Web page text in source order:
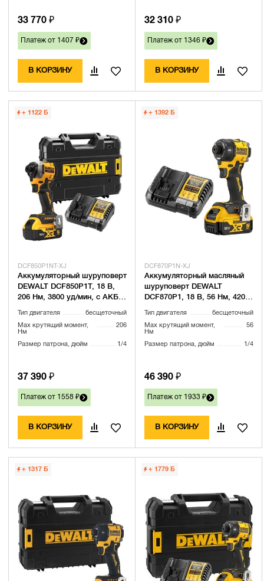
33 770 ₽
Платеж от 1407 ₽
В КОРЗИНУ
32 310 ₽
Платеж от 1346 ₽
В КОРЗИНУ
+ 1122 Б
DCF850P1NT-XJ
Аккумуляторный шуруповерт
DEWALT DCF850P1T, 18 В,
206 Нм, 3800 уд/мин, с АКБ 5
Тип двигателя бесщеточный
Max крутящий момент,
Нм
206
Размер патрона, дюйм 1/4
37 390 ₽
Платеж от 1558 ₽
В КОРЗИНУ
+ 1392 Б
DCF870P1N-XJ
Аккумуляторный масляный
шуруповерт DEWALT
DCF870P1, 18 В, 56 Нм, 4200
Тип двигателя бесщеточный
Max крутящий момент,
Нм
56
Размер патрона, дюйм 1/4
46 390 ₽
Платеж от 1933 ₽
В КОРЗИНУ
+ 1317 Б + 1779 Б